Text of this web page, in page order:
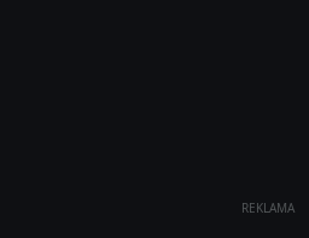
REKLAMA